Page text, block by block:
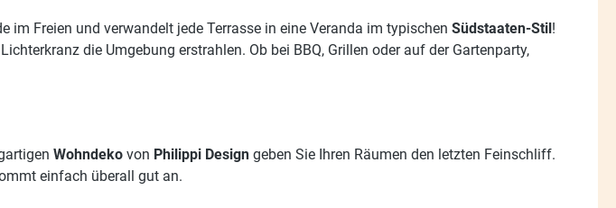
im Freien und verwandelt jede Terrasse in eine Veranda im typischen Südstaaten-Stil!
die Umgebung erstrahlen. Ob bei BBQ, Grillen oder auf der Gartenparty,
Wohndeko von Philippi Design geben Sie Ihren Räumen den letzten Feinschliff.
einfach überall gut an.